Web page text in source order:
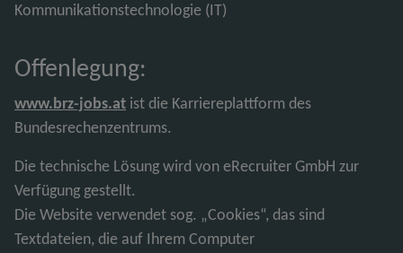
Kommunikationstechnologie (IT)
Offenlegung:
www.brz-jobs.at ist die Karriereplattform des
Bundesrechenzentrums.
Die technische Lösung wird von eRecruiter GmbH zur
Verfügung gestellt.
Die Website verwendet sog. „Cookies“, das sind
Textdateien, die auf Ihrem Computer